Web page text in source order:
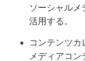
ソーシャルメ
活用する。
コンテンツ
メディアコ